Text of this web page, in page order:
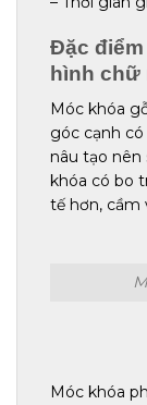
Đặc
hình chữ
Móc khóa
góc cạnh
nâu tạo nên
khóa có bo
tế hơn, cầm
Móc khóa